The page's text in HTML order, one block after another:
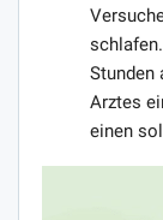
Stunden
Arztes
einen